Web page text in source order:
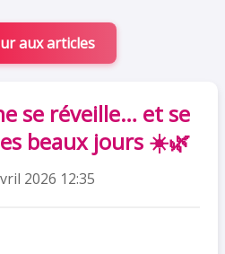
aux articles
se réveille… et se
beaux jours ☀️🌿
2026 12:35